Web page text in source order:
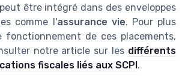
être intégré dans des enveloppes
comme l'assurance vie. Pour plus
fonctionnement de ces placements,
notre article sur les différents
fiscales liés aux SCPI.